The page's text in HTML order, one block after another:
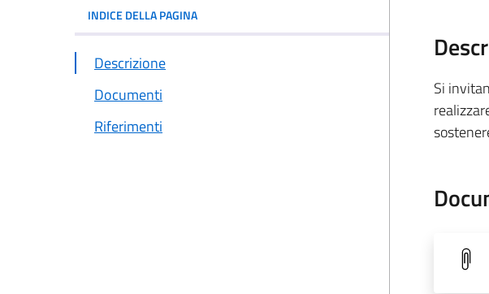
INDICE DELLA PAGINA
Descrizione
Documenti
Riferimenti
Si